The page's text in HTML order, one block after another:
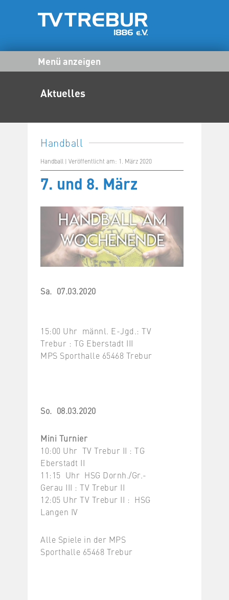
Menü anzeigen
Aktuelles
Handball
Handball | Veröffentlicht am: 1. März 2020
7. und 8. März
Sa. 07.03.2020
15:00 Uhr männl. E-Jgd.: TV
Trebur : TG Eberstadt III
MPS Sporthalle 65468 Trebur
So. 08.03.2020
Mini Turnier
10:00 Uhr TV Trebur II : TG
Eberstadt II
11:15 Uhr HSG Dornh./Gr.-
Gerau III : TV Trebur II
12:05 Uhr TV Trebur II : HSG
Langen IV
Alle Spiele in der MPS
Sporthalle 65468 Trebur